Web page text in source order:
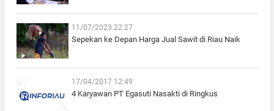
11/07/2023 22:27
Sepekan ke Depan Harga Jual Sawit di Riau Naik
17/04/2017 12:49
4 Karyawan PT Egasuti Nasakti di Ringkus